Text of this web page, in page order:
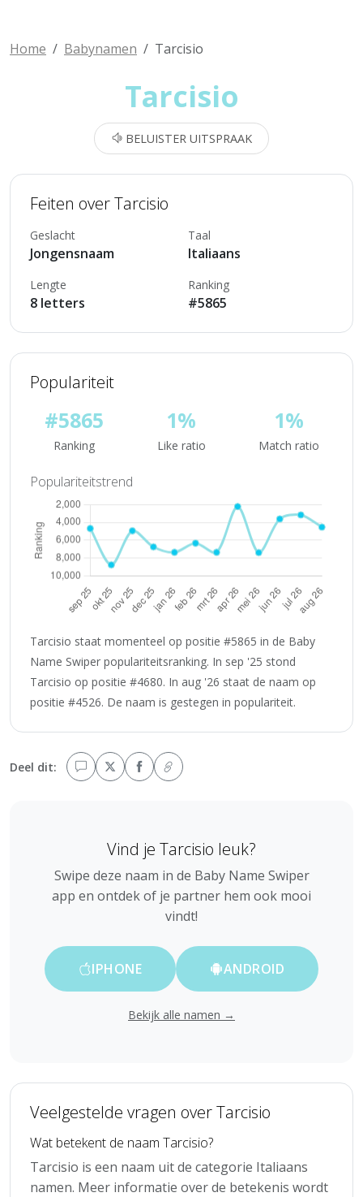
Home Babynamen Tarcisio
Tarcisio
BELUISTER UITSPRAAK
Feiten over Tarcisio
Geslacht
Jongensnaam
Taal
Italiaans
Lengte
8 letters
Ranking
#5865
Populariteit
#5865
Ranking
1%
Like ratio
1%
Match ratio
Populariteitstrend
Tarcisio staat momenteel op positie #5865 in de Baby
Name Swiper populariteitsranking. In sep '25 stond
Tarcisio op positie #4680. In aug '26 staat de naam op
positie #4526. De naam is gestegen in populariteit.
Deel dit:
Vind je Tarcisio leuk?
Swipe deze naam in de Baby Name Swiper
app en ontdek of je partner hem ook mooi
vindt!
IPHONE ANDROID
Bekijk alle namen →
Veelgestelde vragen over Tarcisio
Wat betekent de naam Tarcisio?
Tarcisio is een naam uit de categorie Italiaans
namen. Meer informatie over de betekenis wordt